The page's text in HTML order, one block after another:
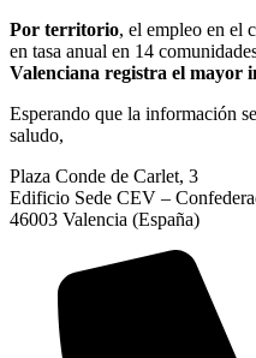
Por territorio, el empleo en el
en tasa anual en 14
Valenciana registra el mayor
Esperando que la información
saludo,
Plaza Conde de Carlet, 3
Edificio Sede CEV –
46003 Valencia (España)